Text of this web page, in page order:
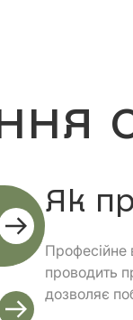
Як
Професійне
проводить
дозволяє